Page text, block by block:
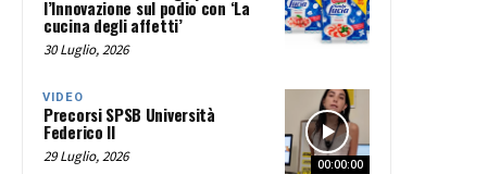
l’Innovazione sul podio con ‘La
cucina degli affetti’
30 Luglio, 2026
00:00:00
VIDEO
Precorsi SPSB Università
Federico II
29 Luglio, 2026